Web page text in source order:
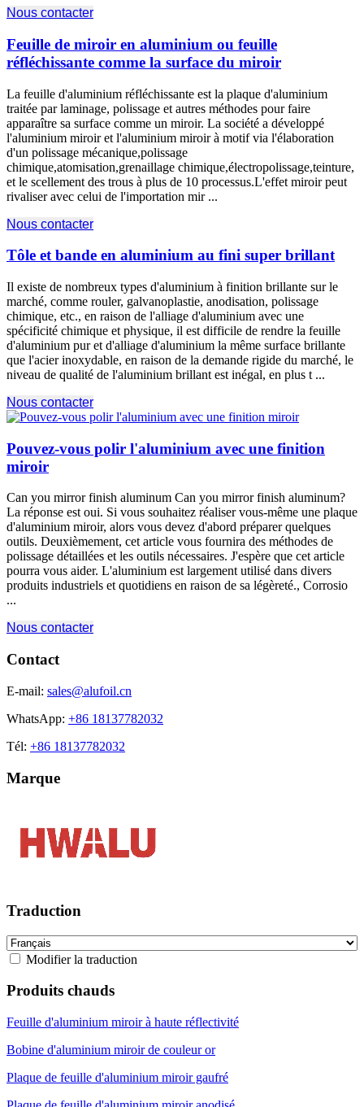
Nous contacter
Feuille de miroir en aluminium ou feuille
réfléchissante comme la surface du miroir
La feuille d'aluminium réfléchissante est la plaque d'aluminium
traitée par laminage, polissage et autres méthodes pour faire
apparaître sa surface comme un miroir. La société a développé
l'aluminium miroir et l'aluminium miroir à motif via l'élaboration
d'un polissage mécanique,polissage
chimique,atomisation,grenaillage chimique,électropolissage,teinture,
et le scellement des trous à plus de 10 processus.L'effet miroir peut
rivaliser avec celui de l'importation mir ...
Nous contacter
Tôle et bande en aluminium au fini super brillant
Il existe de nombreux types d'aluminium à finition brillante sur le
marché, comme rouler, galvanoplastie, anodisation, polissage
chimique, etc., en raison de l'alliage d'aluminium avec une
spécificité chimique et physique, il est difficile de rendre la feuille
d'aluminium pur et d'alliage d'aluminium la même surface brillante
que l'acier inoxydable, en raison de la demande rigide du marché, le
niveau de qualité de l'aluminium brillant est inégal, en plus t ...
Nous contacter
Pouvez-vous polir l'aluminium avec une finition
miroir
Can you mirror finish aluminum Can you mirror finish aluminum?
La réponse est oui. Si vous souhaitez réaliser vous-même une plaque
d'aluminium miroir, alors vous devez d'abord préparer quelques
outils. Deuxièmement, cet article vous fournira des méthodes de
polissage détaillées et les outils nécessaires. J'espère que cet article
pourra vous aider. L'aluminium est largement utilisé dans divers
produits industriels et quotidiens en raison de sa légèreté., Corrosio
...
Nous contacter
Contact
E-mail: sales@alufoil.cn
WhatsApp: +86 18137782032
Tél: +86 18137782032
Marque
Traduction
Modifier la traduction
Produits chauds
Feuille d'aluminium miroir à haute réflectivité
Bobine d'aluminium miroir de couleur or
Plaque de feuille d'aluminium miroir gaufré